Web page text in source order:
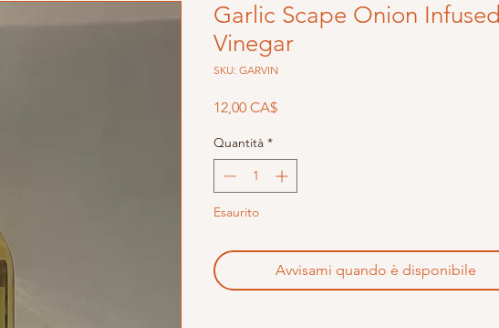
Garlic Scape Onion Infused
Vinegar
SKU: GARVIN
12,00 CA$Prezzo
Quantità *
Esaurito
Avvisami quando è disponibile